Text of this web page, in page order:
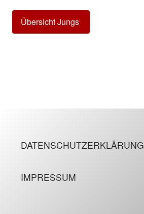
Übersicht Jungs
DATENSCHUTZERKLÄRUNG
IMPRESSUM